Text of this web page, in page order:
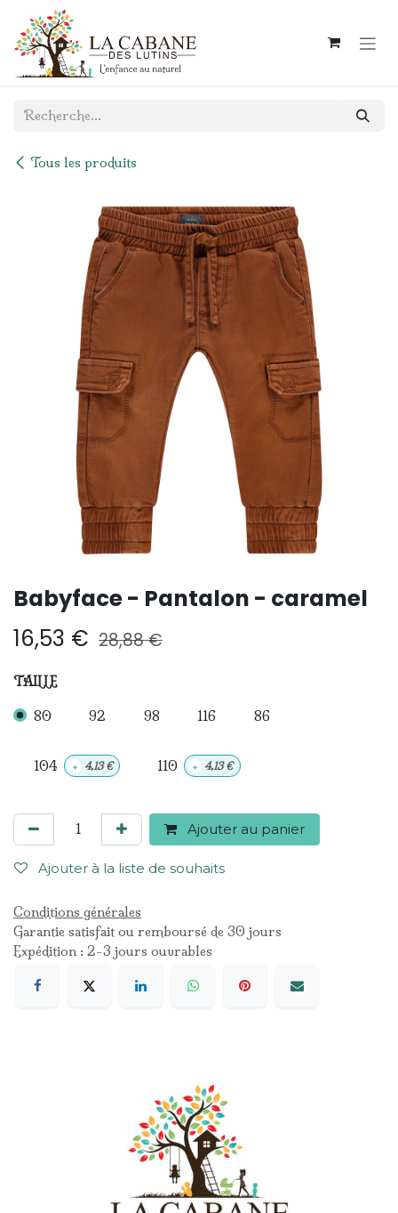
Se rendre au contenu
Tous les produits
Babyface - Pantalon - caramel
16,53 € 28,88€
TAILLE
80 92 98 116 86
104 + 4,13€ 110 + 4,13€
Ajouter au panier
Ajouter à la liste de souhaits
Conditions générales
Garantie satisfait ou remboursé de 30 jours
Expédition : 2-3 jours ouvrables